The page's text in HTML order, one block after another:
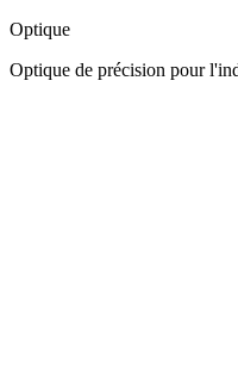
Optique
Optique de précision pour